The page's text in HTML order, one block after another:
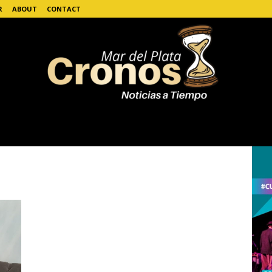
ABOUT CONTACT